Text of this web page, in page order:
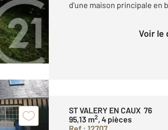
d'une maison principale en
Voir
ST VALERY EN CAUX 76
95,13 m2, 4 pièces